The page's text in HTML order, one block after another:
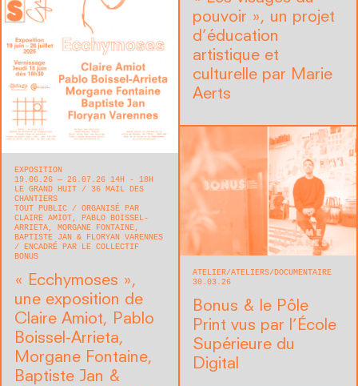
pouvoir », un projet
d’éducation
artistique et
culturelle par Marie
Aerts
EXPOSITION
19.06.26 — 26.07.26 14H - 18H
LE GRAND HUIT
36 MAIL DES
CHANTIERS
TOUT PUBLIC
ORGANISÉ PAR
CLAIRE AMIOT, PABLO BOISSEL-
ARRIETA, MORGANE FONTAINE,
BAPTISTE JAN & FLORYAN VARENNES
ENCADRÉ PAR LE COLLECTIF
BONUS
« Ecchymoses »,
une exposition de
Claire Amiot, Pablo
Boissel-Arrieta,
Morgane Fontaine,
Baptiste Jan &
ATELIER ATELIERS
DOCUMENTAIRE
30.03.26
Bonus & le Pôle
Print vus par l’École
Supérieure du
Digital